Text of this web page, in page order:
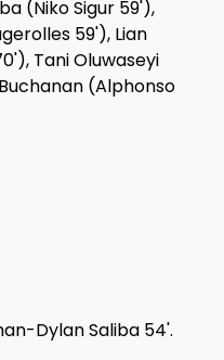
(Niko Sigur 59'),
59'), Lian
Tani Oluwaseyi
(Alphonso
Dylan Saliba 54'.